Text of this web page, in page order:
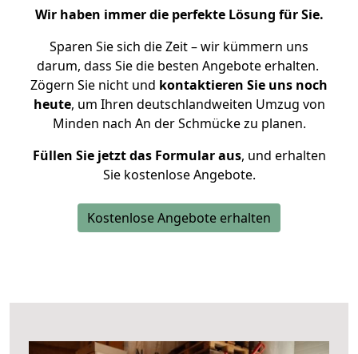
Wir haben immer die perfekte Lösung für Sie.
Sparen Sie sich die Zeit – wir kümmern uns
darum, dass Sie die besten Angebote erhalten.
Zögern Sie nicht und kontaktieren Sie uns noch
heute, um Ihren deutschlandweiten Umzug von
Minden nach An der Schmücke zu planen.
Füllen Sie jetzt das Formular aus, und erhalten
Sie kostenlose Angebote.
Kostenlose Angebote erhalten